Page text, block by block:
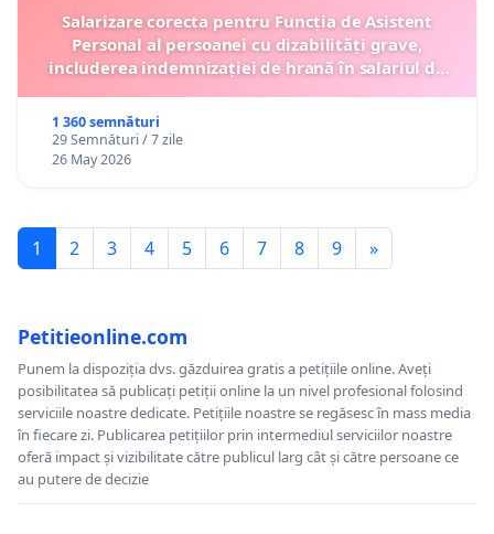
Salarizare corecta pentru Funcția de Asistent
Personal al persoanei cu dizabilități grave,
includerea indemnizației de hrană în salariul de
1 360 semnături
29 Semnături / 7 zile
26 May 2026
1 2 3 4 5 6 7 8 9 »
Petitieonline.com
Punem la dispoziția dvs. găzduirea gratis a petițiile online. Aveți
posibilitatea să publicați petiții online la un nivel profesional folosind
serviciile noastre dedicate. Petițiile noastre se regăsesc în mass media
în fiecare zi. Publicarea petițiilor prin intermediul serviciilor noastre
oferă impact și vizibilitate către publicul larg cât și către persoane ce
au putere de decizie